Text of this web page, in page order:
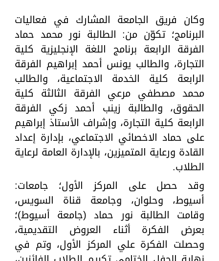
وكان فريق الجامعة المشارك في فعاليات
البرنامج؛ تكوّن من: الطالبة نور محمد حماد
الفرقة الرابعة برنامج اللغة الإنجليزية كلية
التجارة، والطالب يونس أحمد إبراهيم الفرقة
الرابعة كلية الخدمة الاجتماعية، والطالب
محمد مصطفي مرعي الفرقة الثالثة كلية
الحقوق، والطالبة زينب أحمد زكي الفرقة
الرابعة كلية التجارة، وإشراف الأستاذ إبراهيم
على حماد الاخصائي الاجتماعي، بإدارة إعداد
القادة ورعاية المتميزين، بالإدارة العامة لرعاية
الطلاب.
وقد حصل على المركز الأول؛ جامعات:
أسيوط، وحلوان، وجامعة قناة السويس،
وقامت الطالبة نور حماد (جامعة أسيوط)؛
بعرض الفكرة أثناء العروض التقديمية،
وحصلت الفكرة علي المركز الأول، وتم في